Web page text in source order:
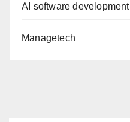
AI software development
Managetech